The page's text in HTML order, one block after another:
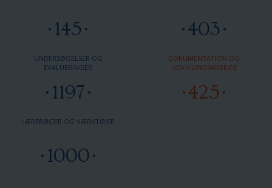
145 403
UNDERSØGELSER OG
EVALUERINGER
1197
DOKUMENTATION OG
UDVIKLINGSARBEJDE
425
LÆREBØGER OG VÆRKTØJER
1000